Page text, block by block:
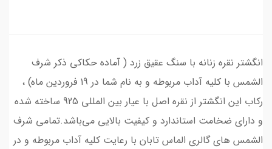
انگشتر نقره زنانه با سنگ عقیق زرد ( آماده حکاکی ذکر شرف
الشمس با کلیه آداب مربوطه و به نام شما در 19 فروردین ماه) ،
رکاب این انگشتر از نقره اصل با عیار بین المللی 925 ساخته شده
و دارای ضخامت استاندارد و کیفیت بالایی می‌باشد.تمامی شرف
الشمس های گالری الماس تابان با رعایت کلیه آداب مربوطه و در